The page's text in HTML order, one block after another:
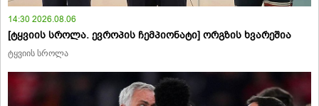
14:30 2026.08.06
[ტყვიის სროლა. ევროპის ჩემპიონატი] ორგზის ხვარეშია
ტყვიის სროლა